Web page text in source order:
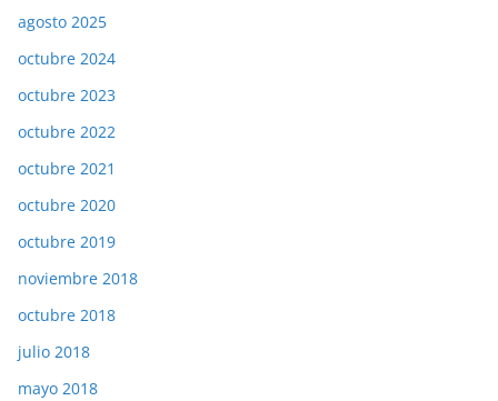
agosto 2025
octubre 2024
octubre 2023
octubre 2022
octubre 2021
octubre 2020
octubre 2019
noviembre 2018
octubre 2018
julio 2018
mayo 2018